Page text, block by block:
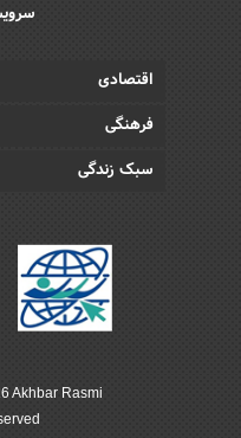
اقتصادی
فرهنگی
سبک زندگی
Akhbar Rasmi